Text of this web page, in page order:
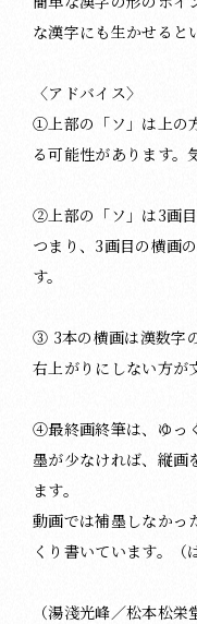
な漢字にも生かせると
〈アドバイス〉
①上部の「ソ」は上の
る可能性があります。
②上部の「ソ」は3画目
つまり、3画目の横画
す。
③ 3本の横画は漢数字
右上がりにしない方が
④最終画終筆は、ゆっ
墨が少なければ、縦画
ます。
動画では補墨しなかっ
くり書いています。（
（湯淺光峰／松本松栄